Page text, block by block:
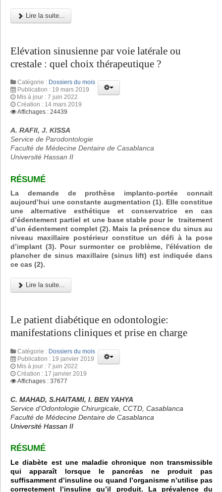
Lire la suite...
Elévation sinusienne par voie latérale ou
crestale : quel choix thérapeutique ?
Catégorie : Dossiers du mois
Publication : 19 mars 2019
Mis à jour : 7 juin 2022
Création : 14 mars 2019
Affichages : 24439
A. RAFII, J. KISSA
Service de Parodontologie
Faculté de Médecine Dentaire de Casablanca
Université Hassan II
RÉSUMÉ
La demande de prothèse implanto-portée connait
aujourd’hui une constante augmentation (1). Elle constitue
une alternative esthétique et conservatrice en cas
d’édentement partiel et une base stable pour le traitement
d’un édentement complet (2). Mais la présence du sinus au
niveau maxillaire postérieur constitue un défi à la pose
d’implant (3). Pour surmonter ce problème, l'élévation de
plancher de sinus maxillaire (sinus lift) est indiquée dans
ce cas (2).
Lire la suite...
Le patient diabétique en odontologie:
manifestations cliniques et prise en charge
Catégorie : Dossiers du mois
Publication : 19 janvier 2019
Mis à jour : 7 juin 2022
Création : 17 janvier 2019
Affichages : 37677
C. MAHAD, S.HAITAMI, I. BEN YAHYA
Service d’Odontologie Chirurgicale, CCTD, Casablanca
Faculté de Médecine Dentaire de Casablanca
Université Hassan II
RÉSUMÉ
Le diabète est une maladie chronique non transmissible
qui apparaît lorsque le pancréas ne produit pas
suffisamment d’insuline ou quand l’organisme n’utilise pas
correctement l’insuline qu’il produit. La prévalence du